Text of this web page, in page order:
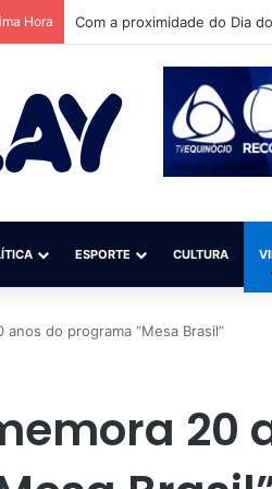
Hora Com a proximidade do Dia
ESPORTE CULTURA
anos do programa “Mesa Brasil”
20